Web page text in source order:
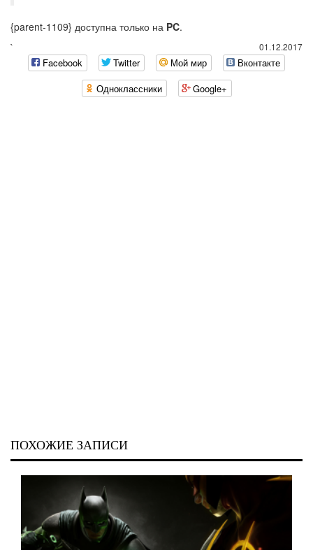
{parent-1109} доступна только на PC.
01.12.2017
`
Facebook Twitter Мой мир
Вконтакте
Одноклассники
Google+
ПОХОЖИЕ ЗАПИСИ